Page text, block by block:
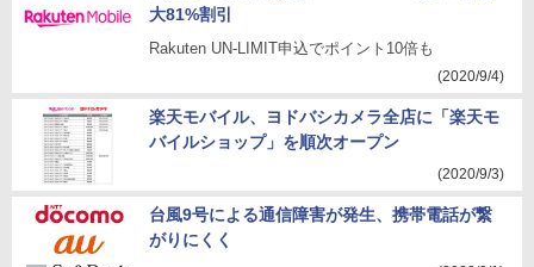
大81%割引
Rakuten UN-LIMIT申込でポイント10倍も
(2020/9/4)
楽天モバイル、ヨドバシカメラ全店に「楽天モ
バイルショップ」を順次オープン
(2020/9/3)
台風9号による通信障害が発生、携帯電話が繋
がりにくく